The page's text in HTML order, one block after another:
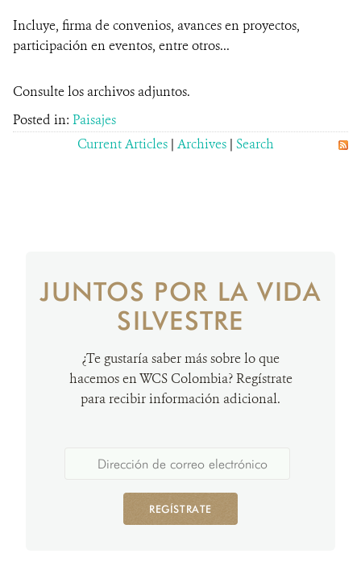
PUBLICACIONES
ALIADOS Y ALIANZAS
COBERTURA EN MEDIOS DE COMUNICACIÓN
Incluye, firma de convenios, avances en proyectos,
participación en eventos, entre otros...
Consulte los archivos adjuntos.
Posted in: Paisajes
Current Articles | Archives | Search
JUNTOS POR LA VIDA
SILVESTRE
¿Te gustaría saber más sobre lo que
hacemos en WCS Colombia? Regístrate
para recibir información adicional.
REGÍSTRATE